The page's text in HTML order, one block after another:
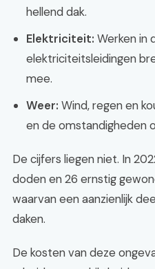
hellend dak.
Elektriciteit: Werken in
elektriciteitsleidingen
mee.
Weer: Wind, regen en
en de omstandigheden
De cijfers liegen niet. In
doden en 26 ernstig
waarvan een aanzienlijk
daken.
De kosten van deze